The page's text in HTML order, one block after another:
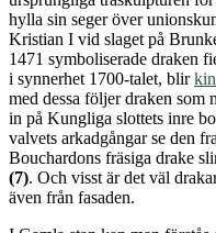
hylla sin seger över
Kristian I vid slaget på
1471 symboliserade draken
i synnerhet 1700-talet, blir
med dessa följer draken
in på Kungliga slottets inre
valvets arkadgångar se den
Bouchardons fräsiga drake
(7). Och visst är det väl
även från fasaden.